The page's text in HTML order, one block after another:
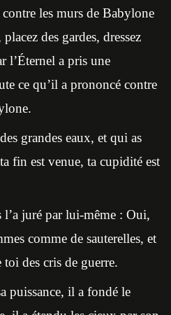
les murs de Babylone
des gardes, dressez
l’Éternel a pris une
ce qu’il a prononcé contre
grandes eaux, et qui as
fin est venue, ta cupidité est
l’a juré par lui-même : Oui,
comme de sauterelles, et
des cris de guerre.
puissance, il a fondé le